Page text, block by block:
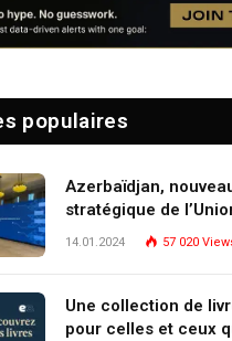
populaires
Azerbaïdjan,
stratégique de
14.01.2024 57 020
Une collection de
pour celles et ceux